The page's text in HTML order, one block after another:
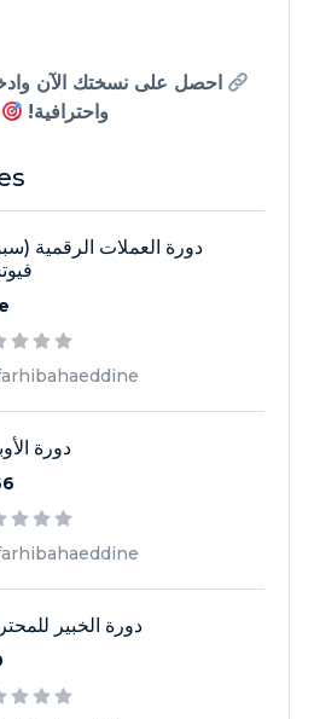
احصل على نسختك الآن
واحترافية!
دورة العملات الرقمية
دورة
دورة الخبير